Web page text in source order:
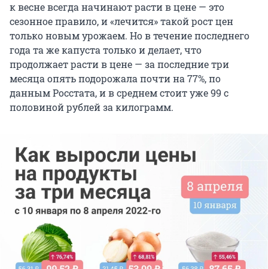
к весне всегда начинают расти в цене — это
сезонное правило, и «лечится» такой рост цен
только новым урожаем. Но в течение последнего
года та же капуста только и делает, что
продолжает расти в цене — за последние три
месяца опять подорожала почти на 77%, по
данным Росстата, и в среднем стоит уже 99 с
половиной рублей за килограмм.